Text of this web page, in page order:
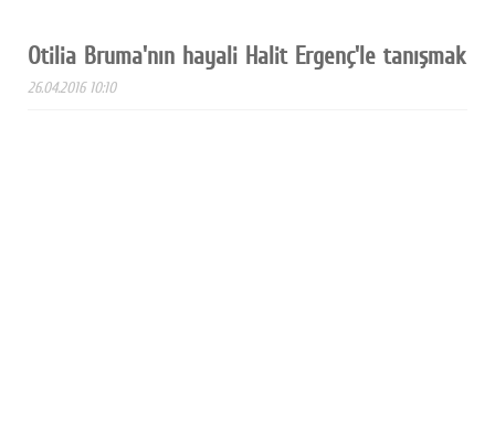
Otilia Bruma'nın hayali Halit Ergenç'le tanışmak
26.04.2016 10:10